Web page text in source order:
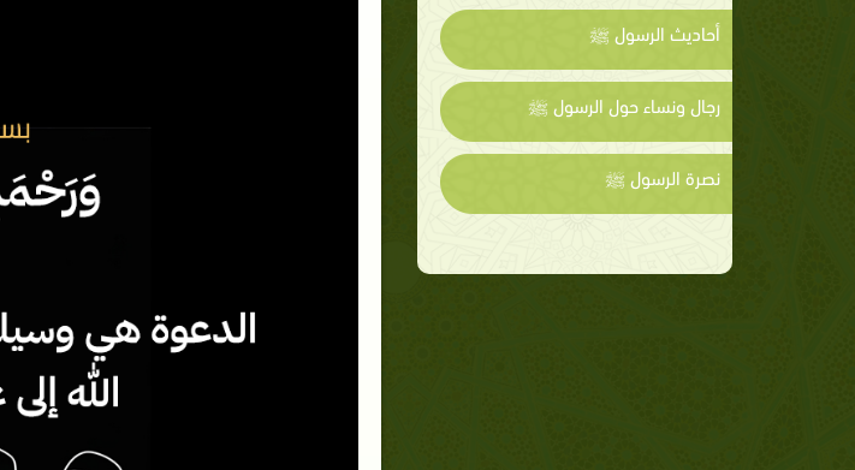
أحاديث الرسول ﷺ
رجال ونساء حول الرسول ﷺ
نصرة الرسول ﷺ